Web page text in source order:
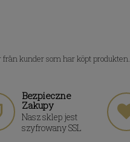
kunder som har köpt produkten.
Bezpieczne
Zakupy
Nasz sklep jest
szyfrowany SSL